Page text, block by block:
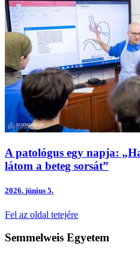
A patológus egy napja:
látom a beteg sorsát”
2026. június 5.
Fel az oldal tetejére
Semmelweis Egyetem